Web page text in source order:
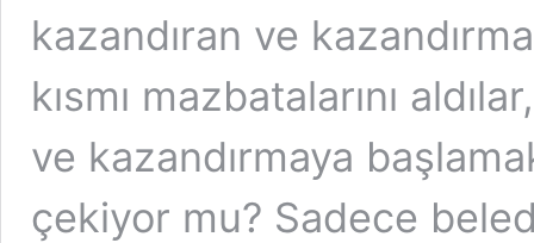
kazandıran ve
kısmı mazbatalarını
ve kazandırmaya
çekiyor mu? Sadece